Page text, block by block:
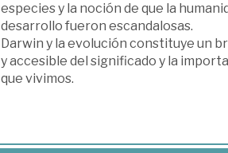
especies y la noción de que la
desarrollo fueron escandalosas.
Darwin y la evolución constituye un
y accesible del significado y la
que vivimos.